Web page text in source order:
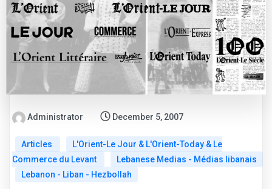
Administrator December 5, 2007
Articles
L'Orient-Le Jour & L'Orient-Today & Le
Commerce du Levant
Lebanese Medias - Médias libanais
Lebanon - Liban - Hezbollah